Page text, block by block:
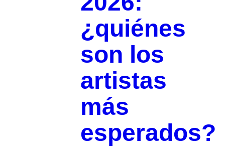
¿quiénes
son los
artistas
más
esperados?